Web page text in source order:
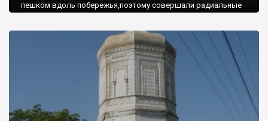
пешком вдоль побережья,поэтому совершали радиальные